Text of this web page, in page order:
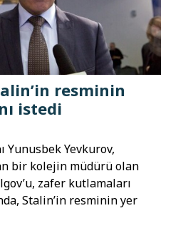
resminin
istedi
Yunusbek Yevkurov,
bir kolejin müdürü olan
zafer kutlamaları
Stalin’in resminin yer